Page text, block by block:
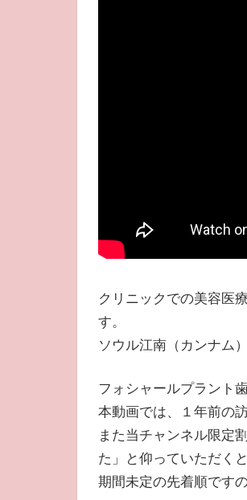
クリニックでの美容医
す。
ソウル江南（カンナム
フォシャールプラント
本動画では、１年前の
また当チャンネル限定
た」と仰っていただく
期間未定の先着順です